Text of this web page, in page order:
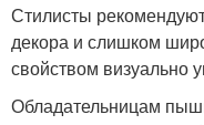
Стилисты
декора и слишком
свойством визуально
Обладательницам